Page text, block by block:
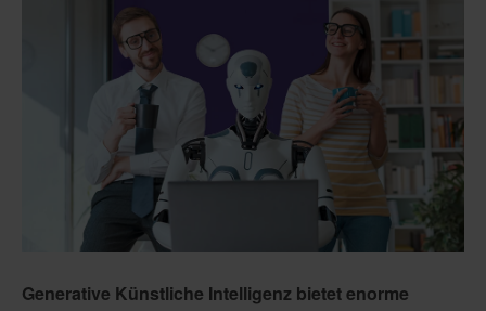
Generative Künstliche Intelligenz bietet enorme